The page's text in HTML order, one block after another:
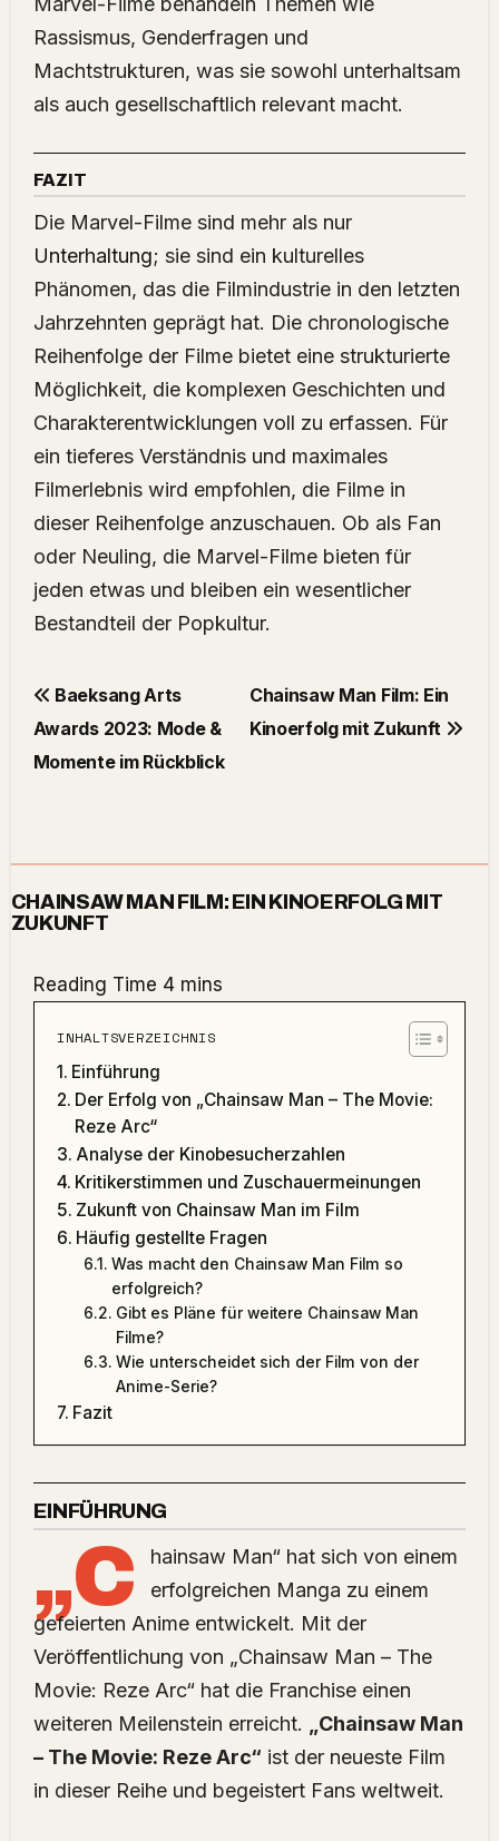
Rassismus, Genderfragen und
Machtstrukturen, was sie sowohl unterhaltsam
als auch gesellschaftlich relevant macht.
FAZIT
Die Marvel-Filme sind mehr als nur
Unterhaltung; sie sind ein kulturelles
Phänomen, das die Filmindustrie in den letzten
Jahrzehnten geprägt hat. Die chronologische
Reihenfolge der Filme bietet eine strukturierte
Möglichkeit, die komplexen Geschichten und
Charakterentwicklungen voll zu erfassen. Für
ein tieferes Verständnis und maximales
Filmerlebnis wird empfohlen, die Filme in
dieser Reihenfolge anzuschauen. Ob als Fan
oder Neuling, die Marvel-Filme bieten für
jeden etwas und bleiben ein wesentlicher
Bestandteil der Popkultur.
Baeksang Arts
Awards 2023: Mode &
Momente im Rückblick
Chainsaw Man Film: Ein
Kinoerfolg mit Zukunft
CHAINSAW MAN FILM: EIN KINOERFOLG MIT
ZUKUNFT
INHALTSVERZEICHNIS
Einführung
Der Erfolg von „Chainsaw Man – The Movie:
Reze Arc“
Analyse der Kinobesucherzahlen
Kritikerstimmen und Zuschauermeinungen
Zukunft von Chainsaw Man im Film
Häufig gestellte Fragen
Was macht den Chainsaw Man Film so
erfolgreich?
Gibt es Pläne für weitere Chainsaw Man
Filme?
Wie unterscheidet sich der Film von der
Anime-Serie?
Fazit
EINFÜHRUNG
„C
hainsaw Man“ hat sich von einem
erfolgreichen Manga zu einem
gefeierten Anime entwickelt. Mit der
Veröffentlichung von „Chainsaw Man – The
Movie: Reze Arc“ hat die Franchise einen
weiteren Meilenstein erreicht.
„Chainsaw Man
– The Movie: Reze Arc“ ist der neueste Film
in dieser Reihe und begeistert Fans weltweit.